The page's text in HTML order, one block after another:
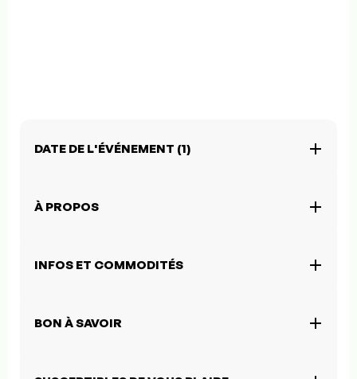
DATE DE L'ÉVÉNEMENT (1)
À PROPOS
INFOS ET COMMODITÉS
BON À SAVOIR